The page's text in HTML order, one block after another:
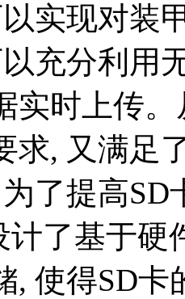
实现对装
充分利用
实时上传
求, 又满足
了提高
了基于硬
, 使得SD